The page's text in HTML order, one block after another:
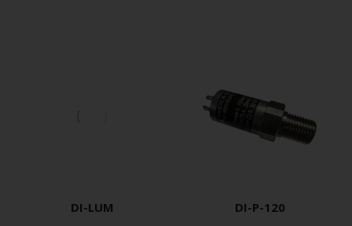
DI-LUM DI-P-120